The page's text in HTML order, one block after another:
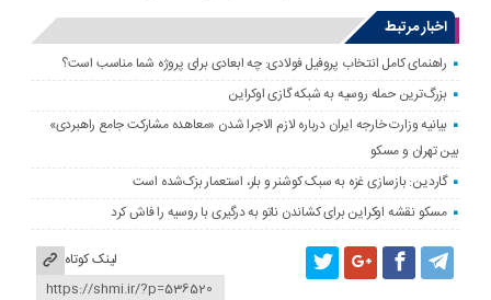
اخبار مرتبط
راهنمای کامل انتخاب پروفیل فولادی: چه ابعادی برای پروژه شما مناسب است؟
بزرگ‌ترین حمله روسیه به شبکه گازی اوکراین
بیانیه وزارت خارجه ایران درباره لازم‌ الاجرا شدن «معاهده مشارکت جامع راهبردی»
بین تهران و مسکو
گاردین: بازسازی غزه به سبک کوشنر و بلر، استعمار بزک‌شده است
مسکو نقشه اوکراین برای کشاندن ناتو به درگیری با روسیه را فاش کرد
لینک کوتاه